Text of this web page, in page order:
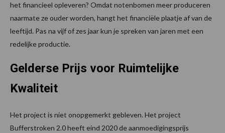
het financieel opleveren? Omdat notenbomen meer produceren
naarmate ze ouder worden, hangt het financiële plaatje af van de
leeftijd. Pas na vijf of zes jaar kun je spreken van jaren met een
redelijke productie.
Gelderse Prijs voor Ruimtelijke
Kwaliteit
Het project is niet onopgemerkt gebleven. Het project
Bufferstroken 2.0 heeft eind 2020 de aanmoedigingsprijs